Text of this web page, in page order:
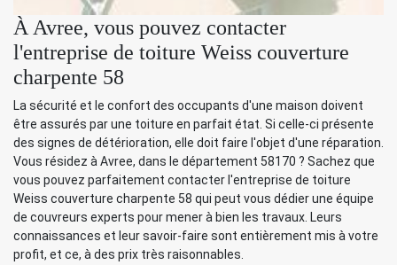
À Avree, vous pouvez contacter
l'entreprise de toiture Weiss couverture
charpente 58
La sécurité et le confort des occupants d'une maison doivent
être assurés par une toiture en parfait état. Si celle-ci présente
des signes de détérioration, elle doit faire l'objet d'une réparation.
Vous résidez à Avree, dans le département 58170 ? Sachez que
vous pouvez parfaitement contacter l'entreprise de toiture
Weiss couverture charpente 58 qui peut vous dédier une équipe
de couvreurs experts pour mener à bien les travaux. Leurs
connaissances et leur savoir-faire sont entièrement mis à votre
profit, et ce, à des prix très raisonnables.